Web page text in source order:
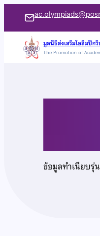
เนื้อหา
มูลนิธิส่งเสริมโอลิมปิก
The Promotion of
ข้อมูลทำเนียบรุ่